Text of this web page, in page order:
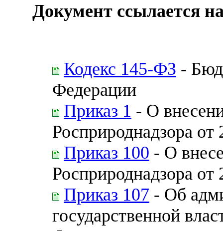
Документ ссылается
Кодекс 145-ФЗ -
Федерации
Приказ 1 - О
Росприроднадзора
Приказ 100 - О
Росприроднадзора
Приказ 107 - Об
государственной